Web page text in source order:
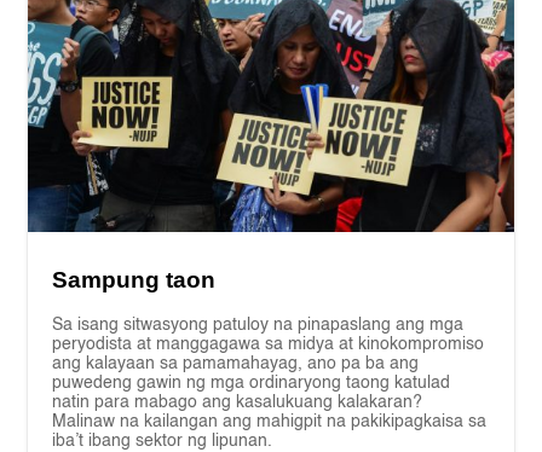
Sampung taon
Sa isang sitwasyong patuloy na pinapaslang ang mga
peryodista at manggagawa sa midya at kinokompromiso
ang kalayaan sa pamamahayag, ano pa ba ang
puwedeng gawin ng mga ordinaryong taong katulad
natin para mabago ang kasalukuang kalakaran?
Malinaw na kailangan ang mahigpit na pakikipagkaisa sa
iba’t ibang sektor ng lipunan.